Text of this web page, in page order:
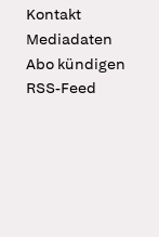
Kontakt
Mediadaten
Abo kündigen
RSS-Feed